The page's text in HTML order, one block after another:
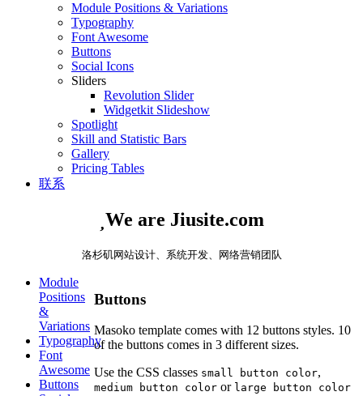
Module Positions & Variations
Typography
Font Awesome
Buttons
Social Icons
Sliders
Revolution Slider
Widgetkit Slideshow
Spotlight
Skill and Statistic Bars
Gallery
Pricing Tables
联系
We are Jiusite.com
洛杉矶网站设计、系统开发、网络营销团队
Buttons
Masoko template comes with 12 buttons styles. 10
of the buttons comes in 3 different sizes.
Use the CSS classes small button color,
medium button color or large button color
Module
Positions
&
Variations
Typography
Font
Awesome
Buttons